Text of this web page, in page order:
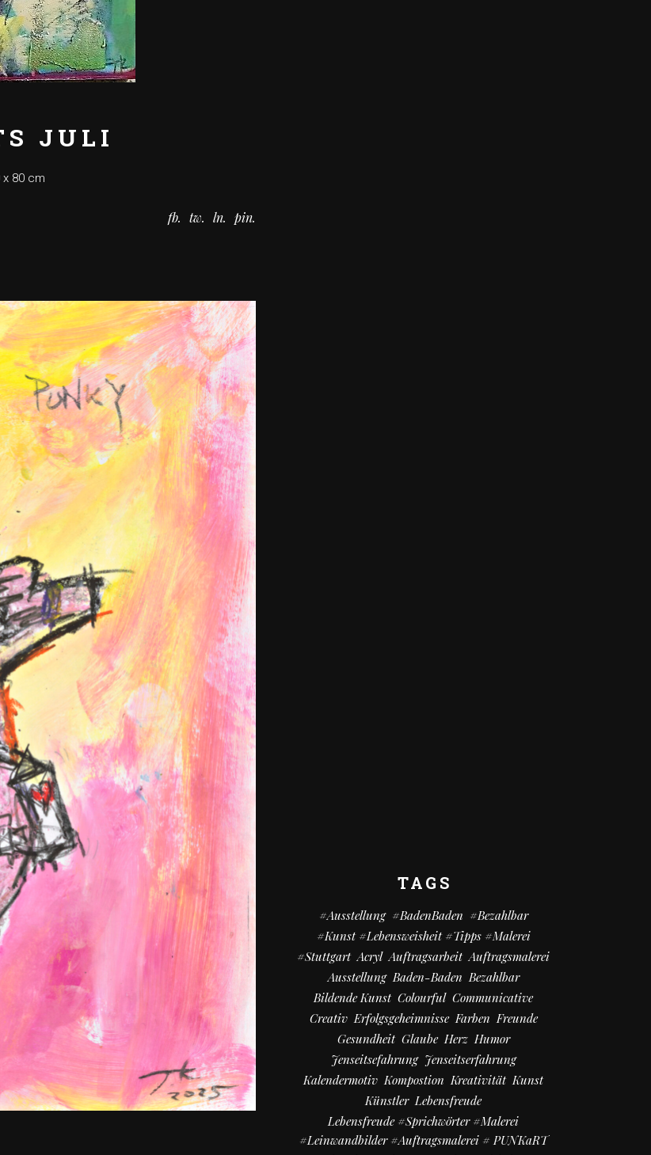
JULI
x 80 cm
fb tw ln pin
TAGS
#Ausstellung #BadenBaden #bezahlbar
#kunst #Lebensweisheit #Tipps #Malerei
#Stuttgart Acryl Auftragsarbeit Auftragsmalerei
Ausstellung Baden-Baden Bezahlbar
Bildende Kunst Colourful Communicative
Creativ Erfolgsgeheimnisse Farben Freunde
Gesundheit Glaube Herz Humor
Jenseitsefahrung Jenseitserfahrung
Kalendermotiv Kompostion Kreativität Kunst
Künstler Lebensfreude
Lebensfreude #Sprichwörter #Malerei
#Leinwandbilder #Auftragsmalerei # PUNKaRT